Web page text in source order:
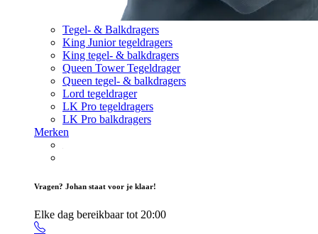
Tegel- & Balkdragers
King Junior tegeldragers
King tegel- & balkdragers
Queen Tower Tegeldrager
Queen tegel- & balkdragers
Lord tegeldrager
LK Pro tegeldragers
LK Pro balkdragers
Merken
Vragen? Johan staat voor je klaar!
Elke dag bereikbaar tot 20:00